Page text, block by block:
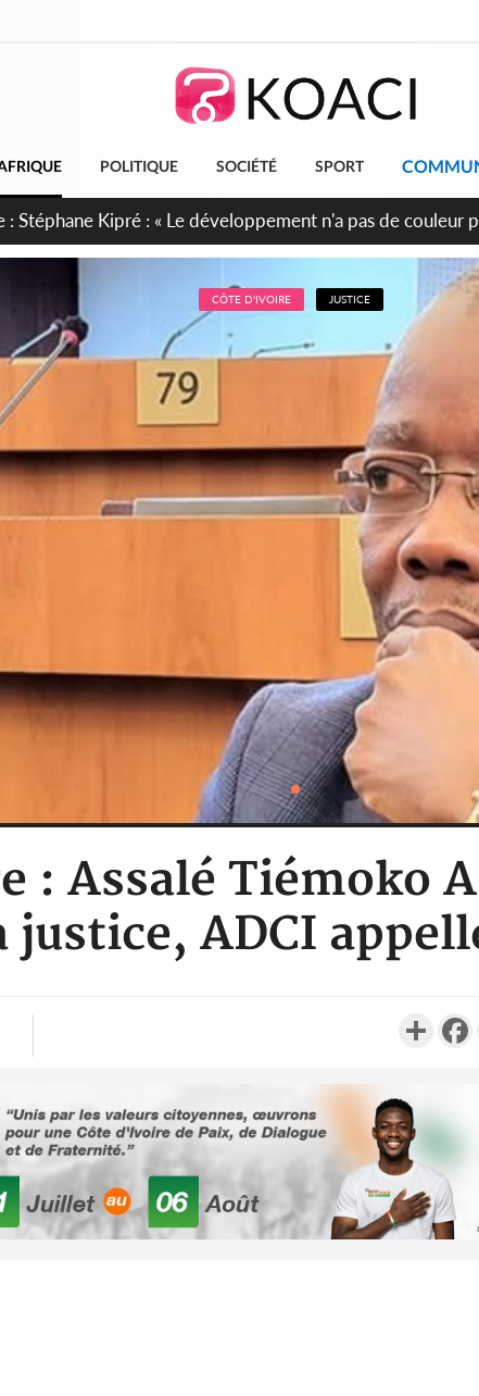
POLITIQUE SOCIÉTÉ SPORT
accueillent 254 anciens combattants issus de groupes
CÔTE D'IVOIRE JUSTICE
: Assalé Tiémoko
justice, ADCI